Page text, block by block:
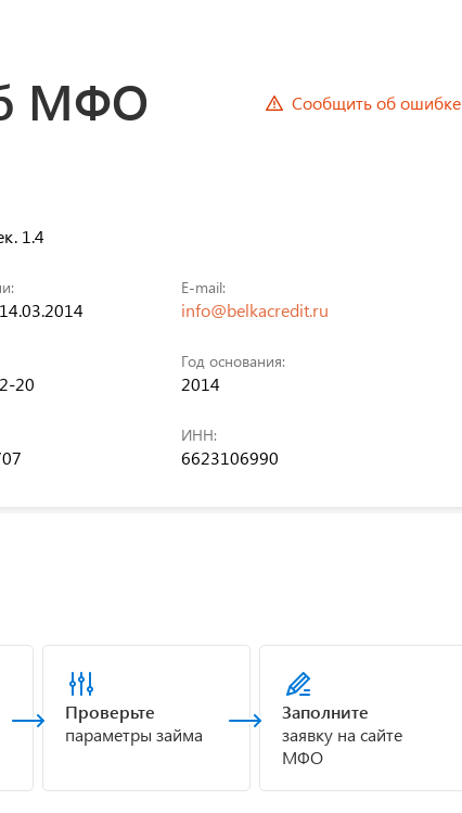
МФО Сообщить об ошибке
1.4
E-mail:
info@belkacredit.ru
20
Год основания:
2014
ИНН:
6623106990
Проверьте
параметры займа
Заполните
заявку на сайте
МФО